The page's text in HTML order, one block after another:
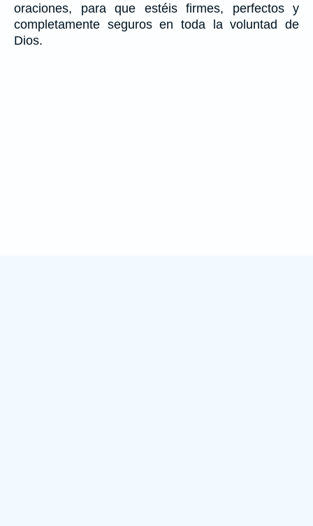
oraciones, para que estéis firmes, perfectos y
completamente seguros en toda la voluntad de
Dios.